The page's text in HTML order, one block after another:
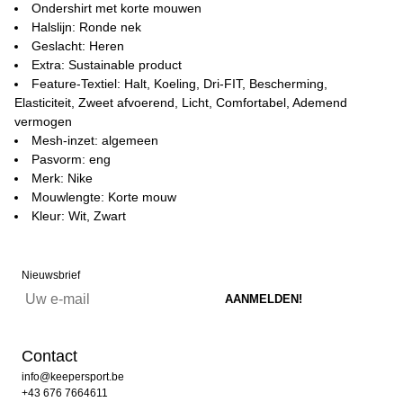
Ondershirt met korte mouwen
Halslijn: Ronde nek
Geslacht: Heren
Extra: Sustainable product
Feature-Textiel: Halt, Koeling, Dri-FIT, Bescherming,
Elasticiteit, Zweet afvoerend, Licht, Comfortabel, Ademend
vermogen
Mesh-inzet: algemeen
Pasvorm: eng
Merk: Nike
Mouwlengte: Korte mouw
Kleur: Wit, Zwart
Nieuwsbrief
Contact
info@keepersport.be
+43 676 7664611